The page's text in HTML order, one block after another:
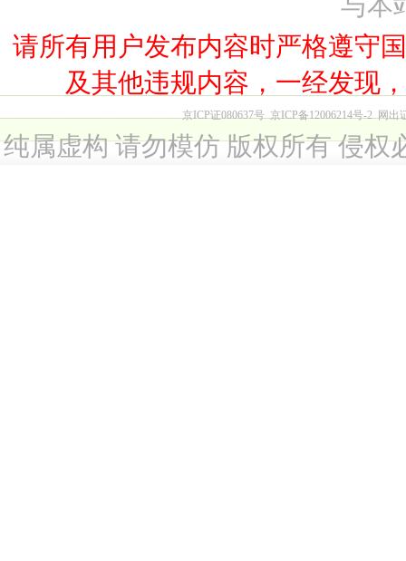
请所有用户发布内容时严格遵守
及其他违规内容，一经发现
京ICP证080637号 京ICP备12006214号-2 网出
纯属虚构 请勿模仿 版权所有 侵权